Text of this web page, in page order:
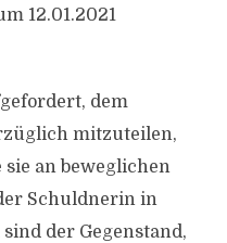
12.01.2021
dem
mitzuteilen,
an beweglichen
Schuldnerin in
der Gegenstand,